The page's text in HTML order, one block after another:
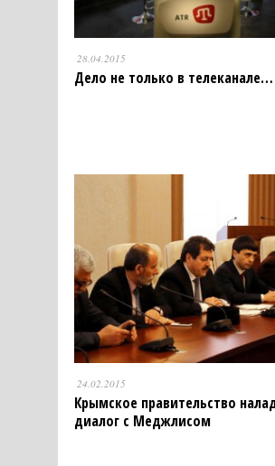
28.04.2015
Дело не только в телеканале…
24.02.2015
Крымское правительство
диалог с Меджлисом